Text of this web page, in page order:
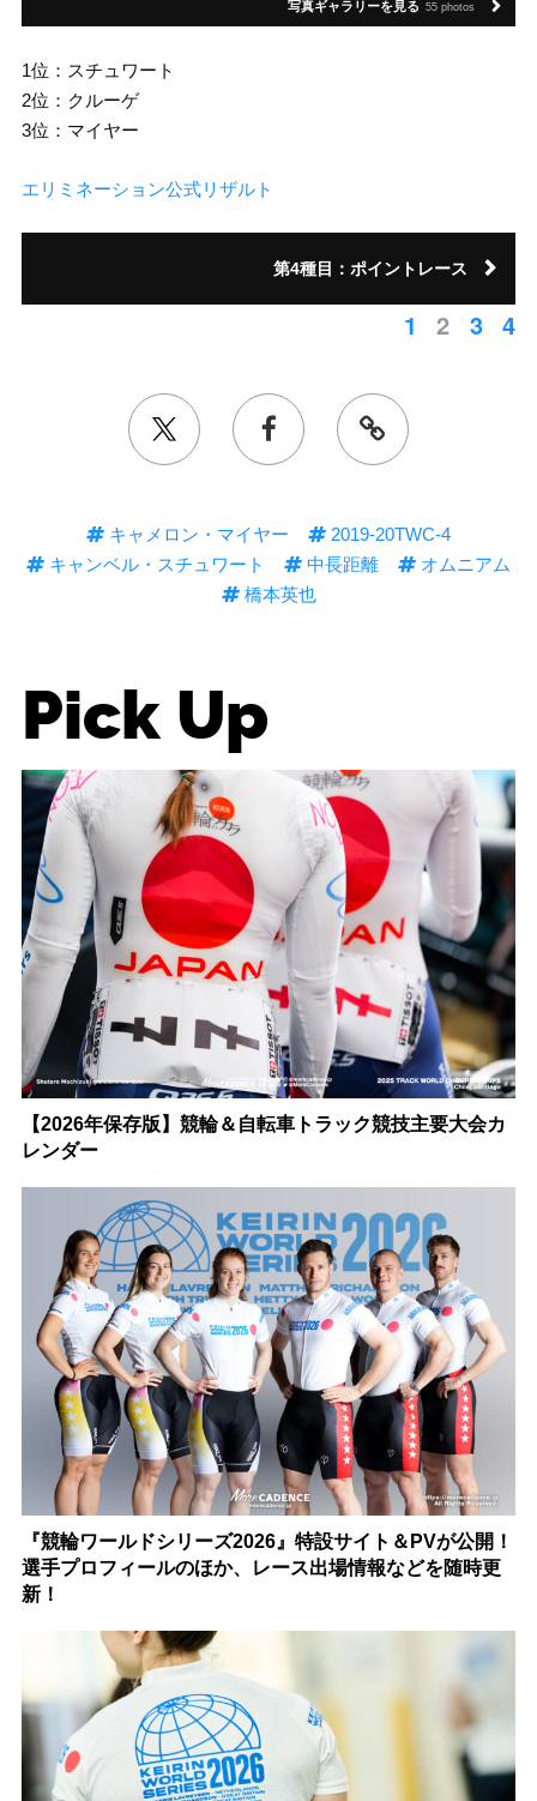
写真ギャラリーを見る 55 photos
1位：スチュワート
2位：クルーゲ
3位：マイヤー
エリミネーション公式リザルト
第4種目：ポイントレース
1 2 3 4
キャメロン・マイヤー
2019-20TWC-4
キャンベル・スチュワート
中長距離
オムニアム
橋本英也
Pick Up
【2026年保存版】競輪＆自転車トラック競技主要大会カ
レンダー
『競輪ワールドシリーズ2026』特設サイト＆PVが公開！
選手プロフィールのほか、レース出場情報などを随時更
新！